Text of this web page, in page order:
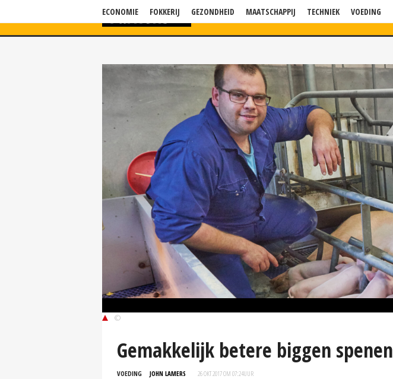
ECONOMIE FOKKERIJ GEZONDHEID MAATSCHAPPIJ TECHNIEK VOEDING
HOME NIEUWS VERDIEPING BLOG
©
Gemakkelijk betere biggen spenen
VOEDING JOHN LAMERS 26 OKT 2017 OM 07:24UUR